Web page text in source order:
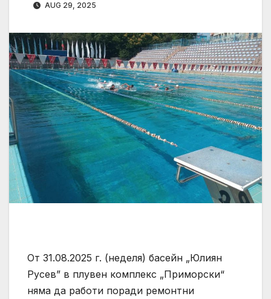
AUG 29, 2025
От 31.08.2025 г. (неделя) басейн „Юлиян
Русев” в плувен комплекс „Приморски“
няма да работи поради ремонтни